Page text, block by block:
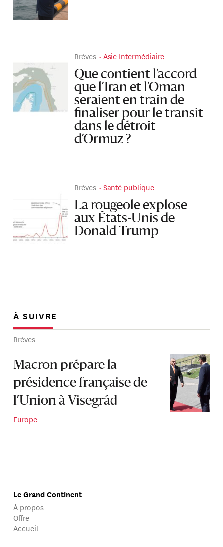
Brèves Asie Intermédiaire
Que contient l’accord
que l’Iran et l’Oman
seraient en train de
finaliser pour le transit
dans le détroit
d’Ormuz ?
Brèves Santé publique
La rougeole explose
aux États-Unis de
Donald Trump
À SUIVRE
Brèves
Macron prépare la
présidence française de
l’Union à Visegrád
Europe
Le Grand Continent
À propos
Offre
Accueil